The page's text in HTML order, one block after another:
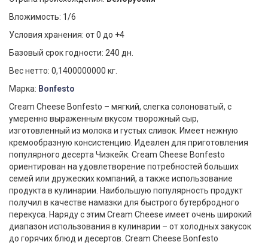
Вложимость: 1/6
Условия хранения: от 0 до +4
Базовый срок годности: 240 дн.
Вес нетто: 0,1400000000 кг.
Марка: Bonfesto
Cream Cheese Bonfesto – мягкий, слегка солоноватый, с
умеренно выраженным вкусом творожный сыр,
изготовленный из молока и густых сливок. Имеет нежную
кремообразную консистенцию. Идеален для приготовления
популярного десерта Чизкейк. Сream Cheese Bonfesto
ориентирован на удовлетворение потребностей больших
семей или дружеских компаний, а также использование
продукта в кулинарии. Наибольшую популярность продукт
получил в качестве намазки для быстрого бутербродного
перекуса. Наряду с этим Cream Cheese имеет очень широкий
диапазон использования в кулинарии – от холодных закусок
до горячих блюд и десертов. Cream Cheese Bonfesto